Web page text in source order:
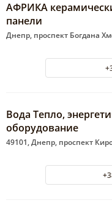
АФРИКА
панели
Днепр, проспект Богдана
Вода Тепло,
оборудование
49101, Днепр, проспект